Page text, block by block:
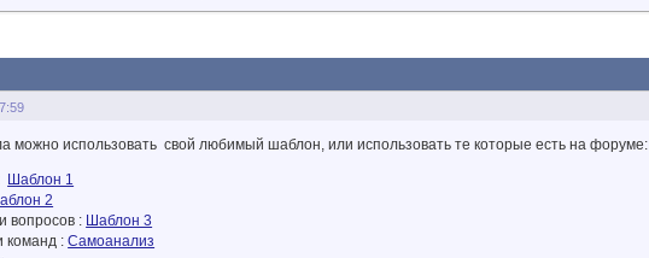
можно использовать свой любимый шаблон, или использовать те которые есть на форуме:
Шаблон 1
2
вопросов : Шаблон 3
команд :Самоанализ